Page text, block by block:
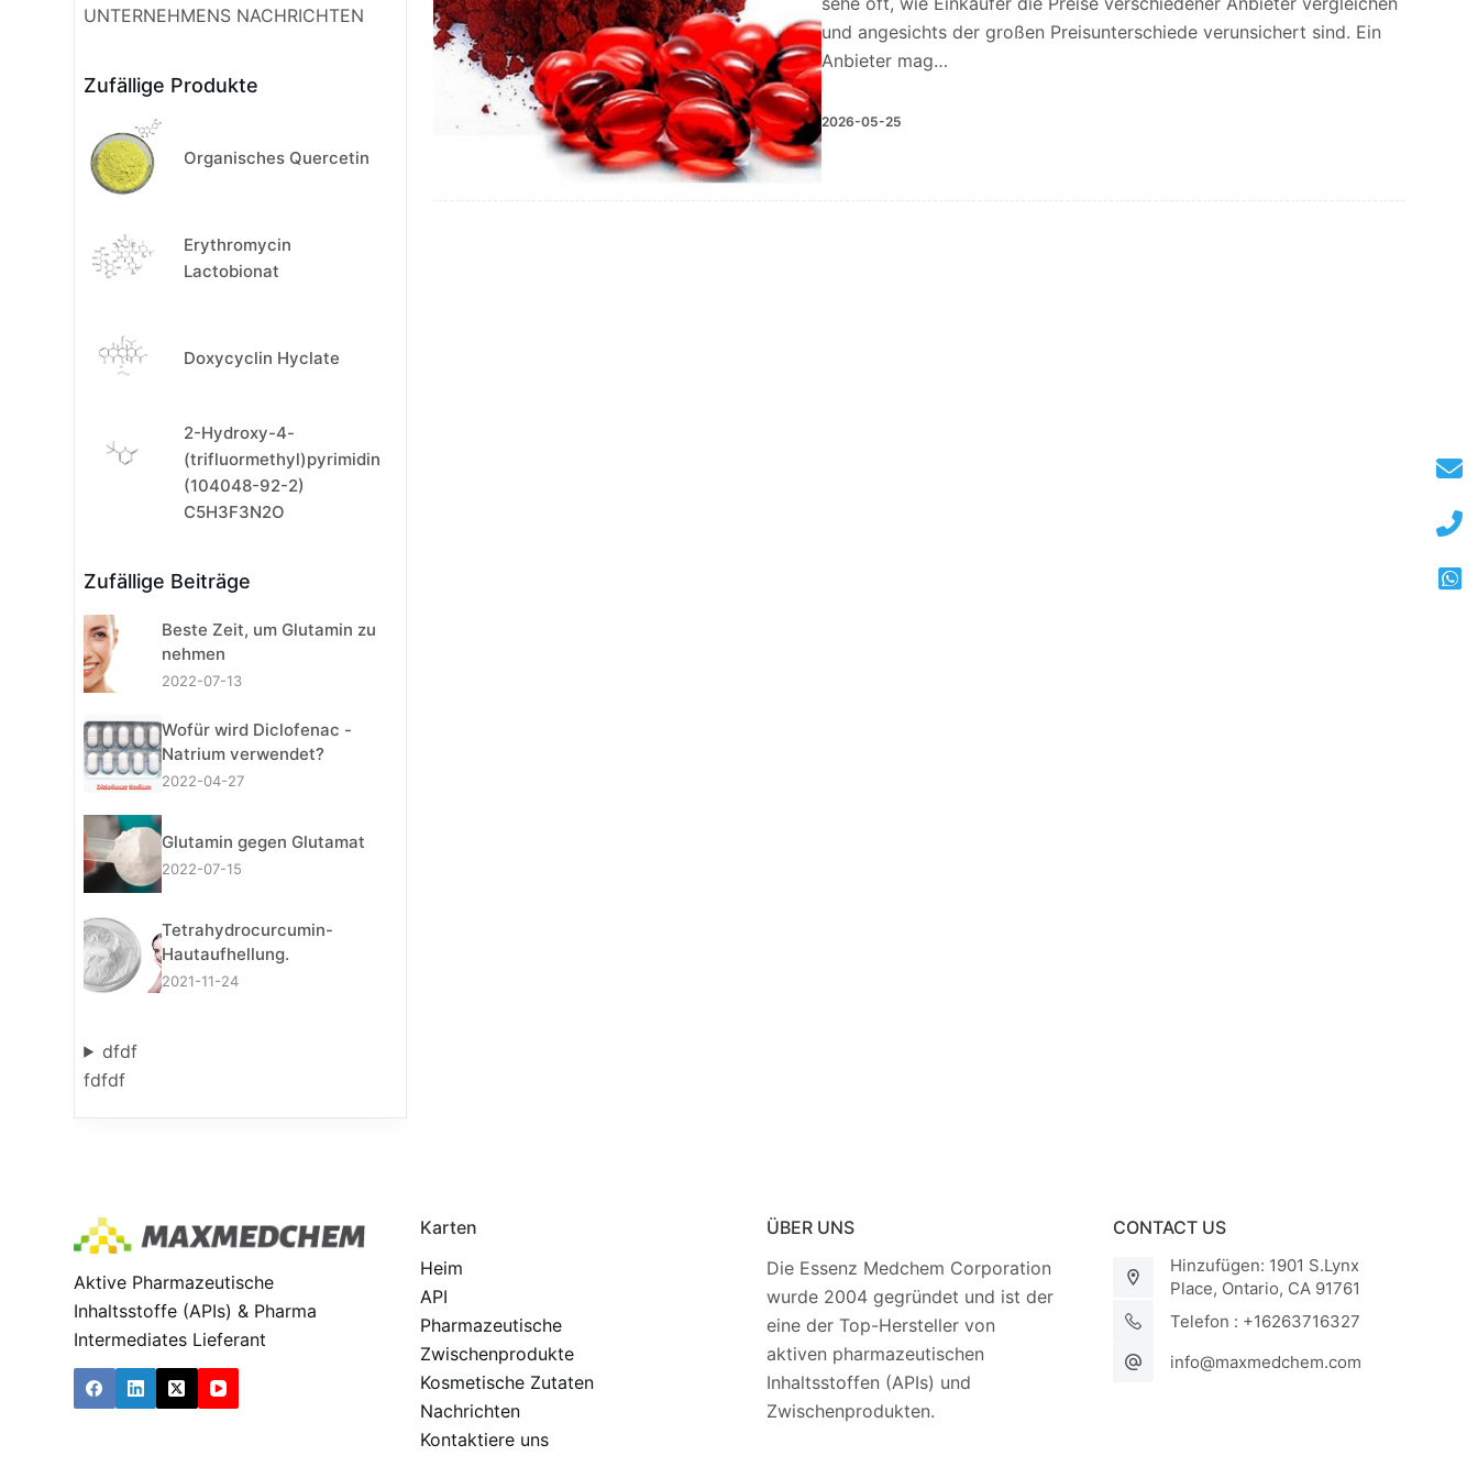
und angesichts der großen Preisunterschiede verunsichert sind. Ein
Anbieter mag…
2026-05-25
UNTERNEHMENS NACHRICHTEN
Zufällige Produkte
Organisches Quercetin
Erythromycin
Lactobionat
Doxycyclin Hyclate
2-Hydroxy-4-
(trifluormethyl)pyrimidin
(104048-92-2)
C5H3F3N2O
Zufällige Beiträge
Beste Zeit, um Glutamin zu
nehmen
2022-07-13
Wofür wird Diclofenac -
Natrium verwendet?
2022-04-27
Glutamin gegen Glutamat
2022-07-15
Tetrahydrocurcumin-
Hautaufhellung.
2021-11-24
dfdf
fdfdf
Aktive Pharmazeutische
Inhaltsstoffe (APIs) & Pharma
Intermediates Lieferant
Karten
Heim
API
Pharmazeutische
Zwischenprodukte
Kosmetische Zutaten
Nachrichten
Kontaktiere uns
ÜBER UNS
Die Essenz Medchem Corporation
wurde 2004 gegründet und ist der
eine der Top-Hersteller von
aktiven pharmazeutischen
Inhaltsstoffen (APIs) und
Zwischenprodukten.
CONTACT US
Hinzufügen: 1901 S.Lynx
Place, Ontario, CA 91761
Telefon : +16263716327
info@maxmedchem.com